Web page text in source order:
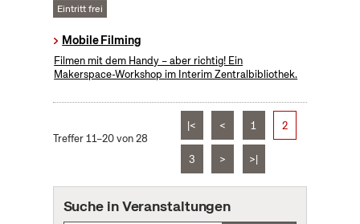
Eintritt frei
Mobile Filming
Filmen mit dem Handy – aber richtig! Ein
Makerspace-Workshop im Interim Zentralbibliothek.
Treffer 11–20 von 28
|< < 1 2
3 > >|
Suche in Veranstaltungen